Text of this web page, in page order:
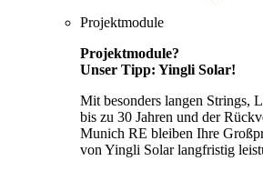
Projektmodule
Projektmodule?
Unser Tipp: Yingli Solar!
Mit besonders langen Strings,
bis zu 30 Jahren und der
Munich RE bleiben Ihre
von Yingli Solar langfristig